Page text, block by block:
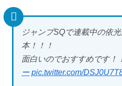
ジャンプSQで連載中の依
本！！！
面白いのでおすすめです！
ー pic.twitter.com/